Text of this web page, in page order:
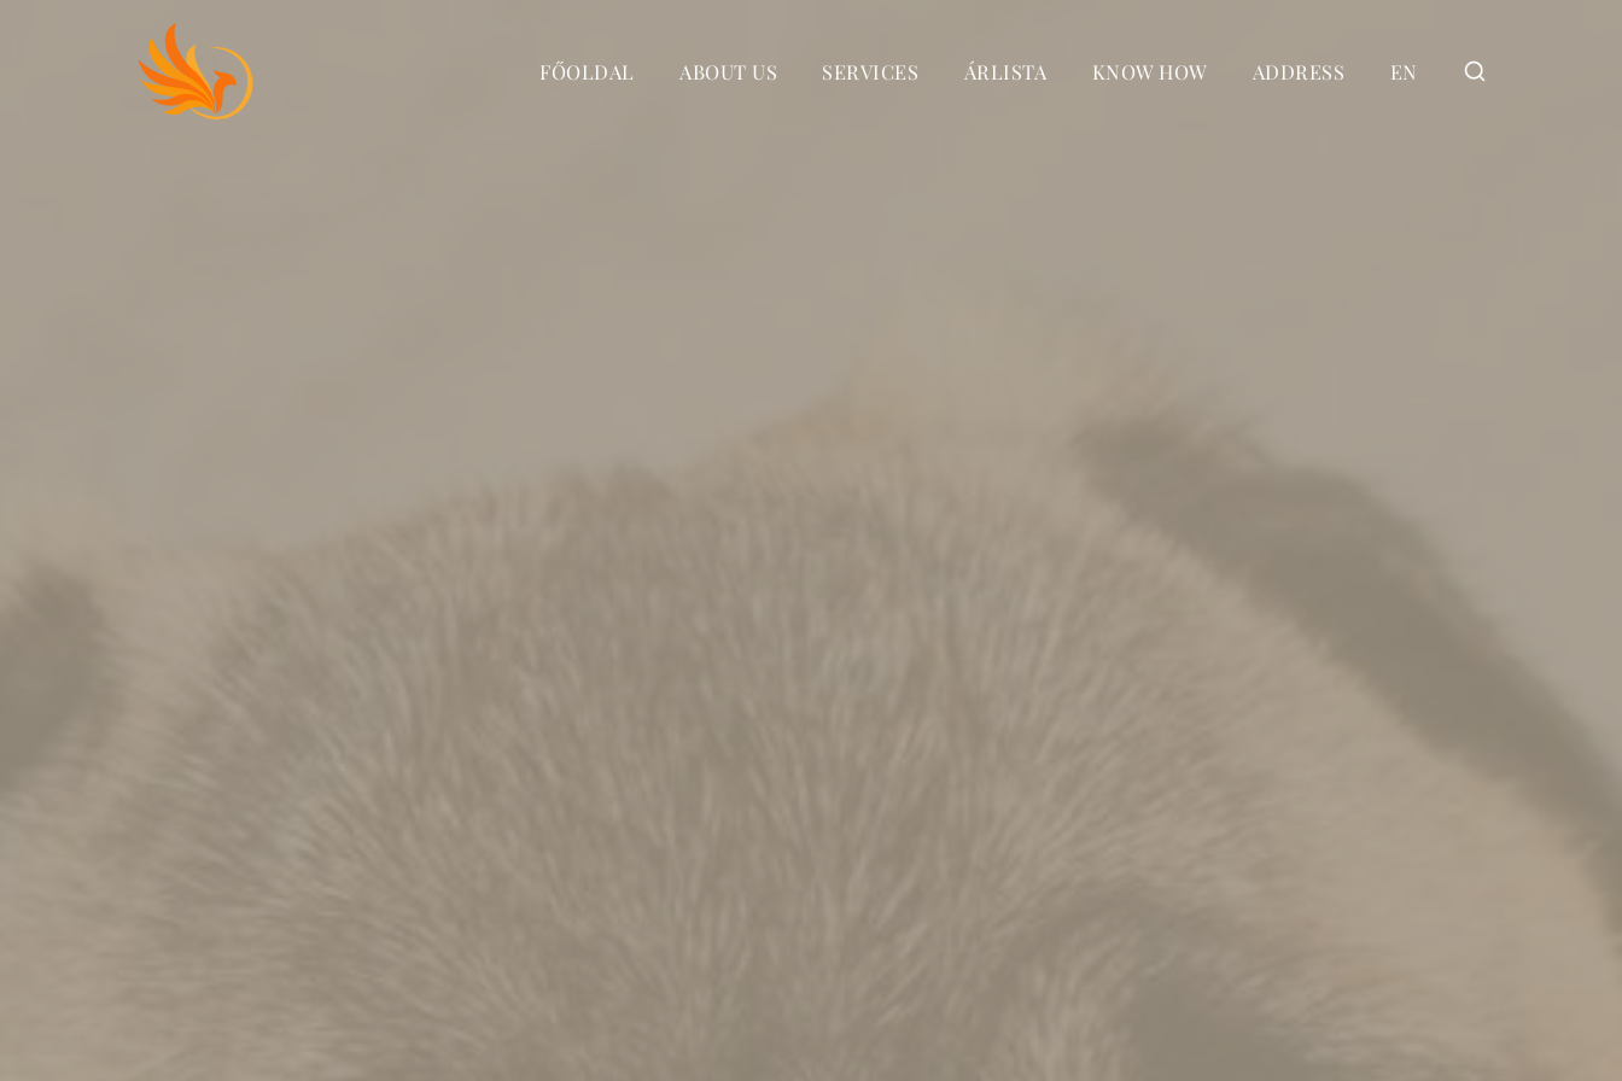
FŐOLDAL ABOUT US SERVICES ÁRLISTA KNOW HOW ADDRESS EN